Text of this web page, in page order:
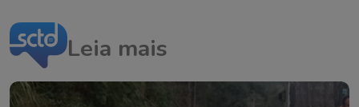
Leia mais